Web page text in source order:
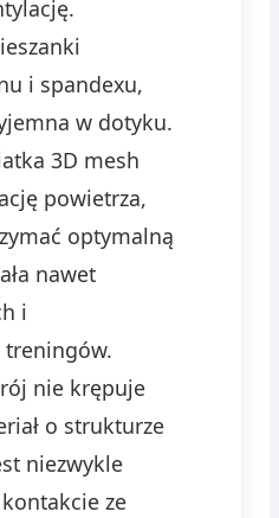
i spandexu,
w dotyku.
3D mesh
powietrza,
optymalną
nawet
i
treningów.
nie krępuje
o strukturze
niezwykle
ze